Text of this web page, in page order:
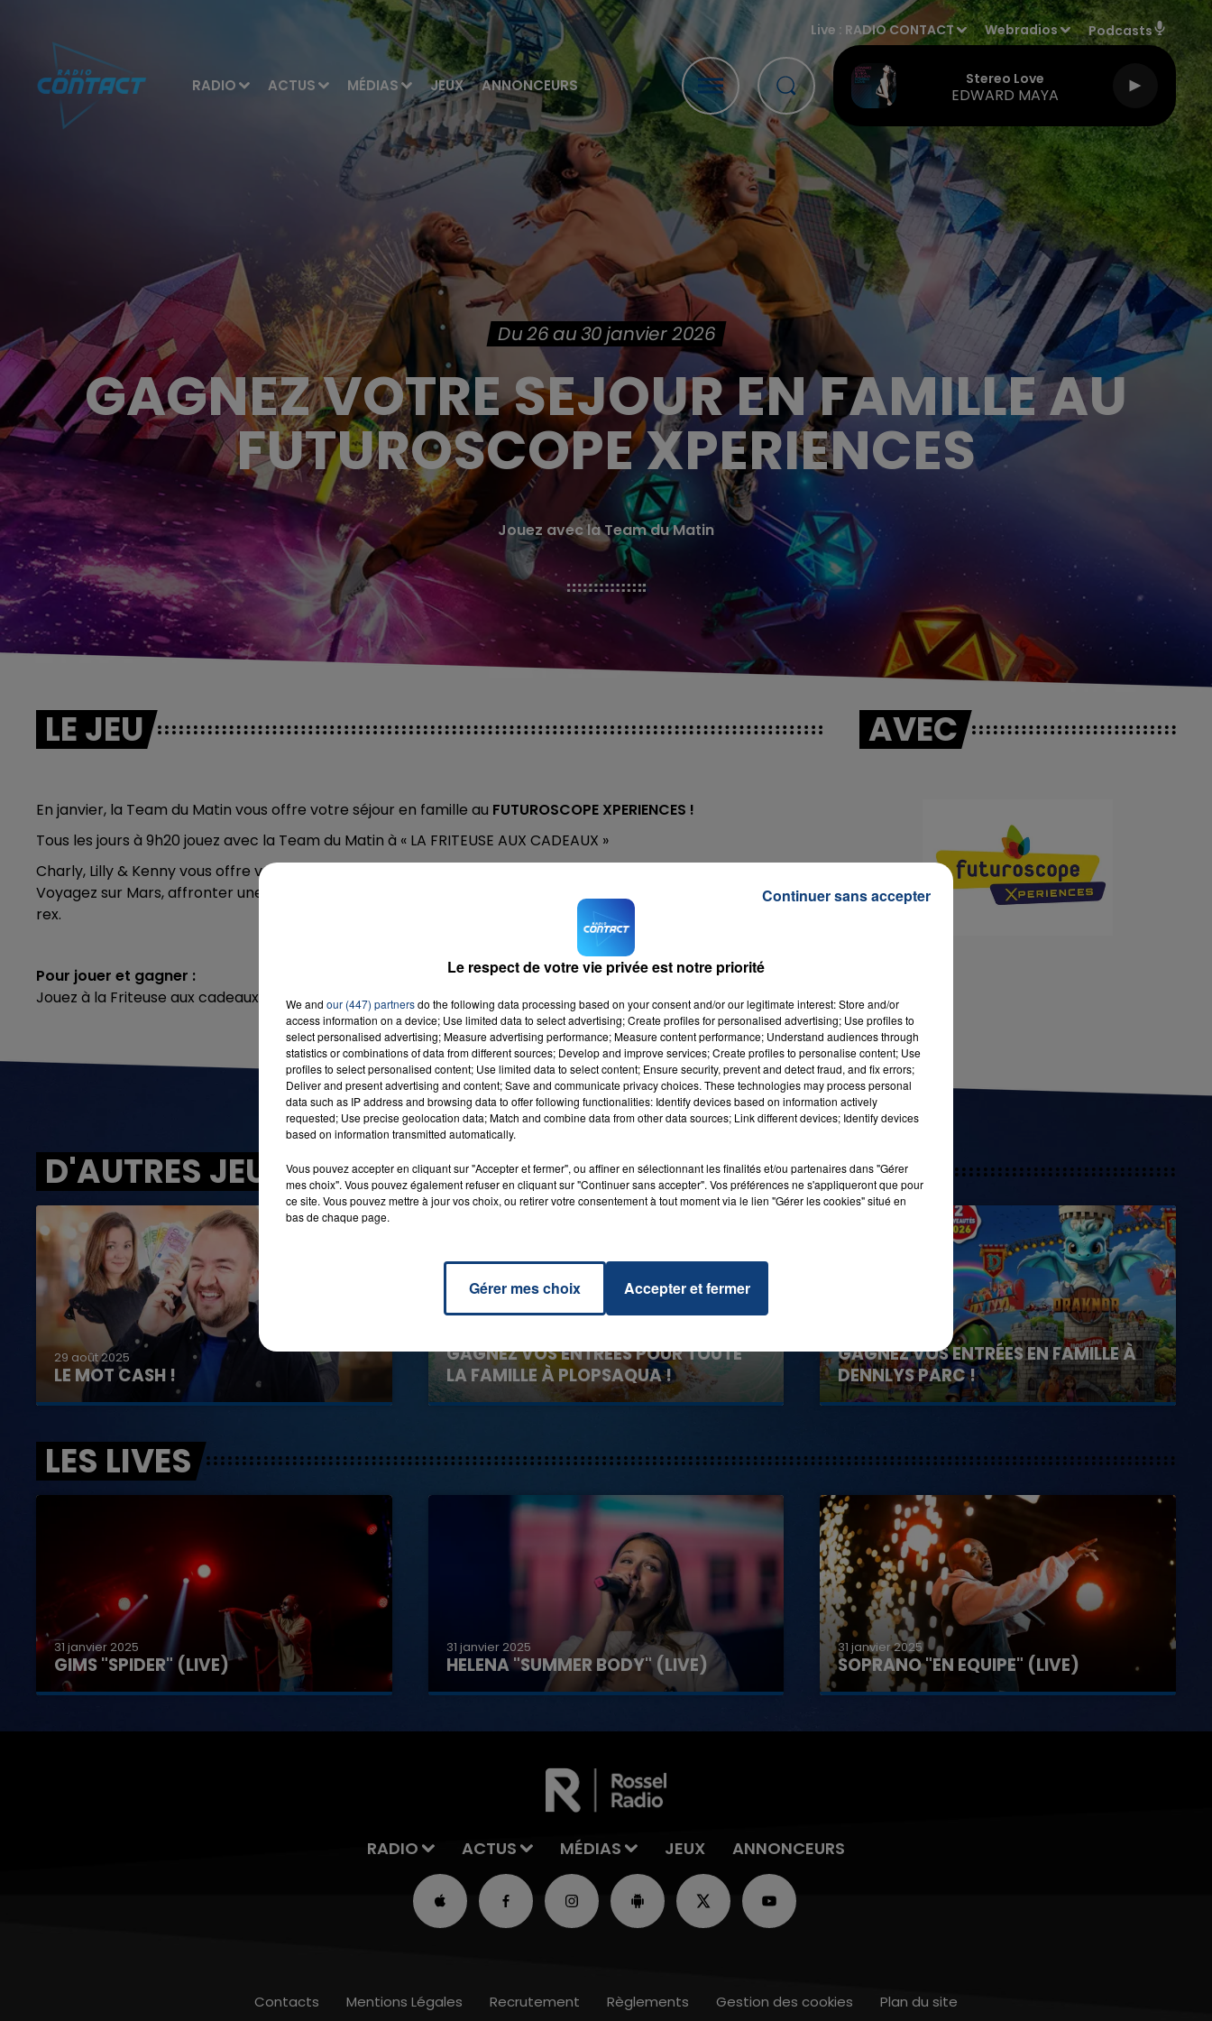
RADIO ACTUS MÉDIAS JEUX ANNONCEURS
Live : RADIO CONTACT Webradios Podcasts
Stereo Love
EDWARD MAYA
7h00 - 11h00
LA TEAM DE L'ÉTÉ
Du 26 au 30 janvier 2026
GAGNEZ VOTRE SEJOUR EN FAMILLE AU
FUTUROSCOPE XPERIENCES
Jouez avec la Team du Matin
LE JEU
En janvier, la Team du Matin vous offre votre séjour en famille au FUTUROSCOPE XPERIENCES !
Tous les jours à 9h20 jouez avec la Team du Matin à « LA FRITEUSE AUX CADEAUX »
Charly, Lilly & Kenny vous offre votre séjour en famille au Futuroscope !
Voyagez sur Mars, affronter une tornade, explorer des mondes fantastiques et remontez le temps face au T-
rex.
Pour jouer et gagner :
Jouez à la Friteuse aux cadeaux avec La Team du Matin en envoyantFRITEpar SMS au7.14.15(2x0.75€ + sms)
AVEC
D'AUTRES JEUX
29 août 2025
LE MOT CASH !
GAGNEZ VOS ENTRÉES POUR TOUTE
LA FAMILLE À PLOPSAQUA !
GAGNEZ VOS ENTRÉES EN FAMILLE À
DENNLYS PARC !
LES LIVES
31 janvier 2025
GIMS "SPIDER" (LIVE)
31 janvier 2025
HELENA "SUMMER BODY" (LIVE)
31 janvier 2025
SOPRANO "EN EQUIPE" (LIVE)
RADIO ACTUS MÉDIAS JEUX ANNONCEURS
Contacts Mentions Légales Recrutement Règlements Gestion des cookies Plan du site
Le respect de votre vie privée est notre priorité
We and our (447) partnersdo the following data processing based on your consent and/or our legitimate interest: Store and/or
access information on a device; Use limited data to select advertising; Create profiles for personalised advertising; Use profiles to
select personalised advertising; Measure advertising performance; Measure content performance; Understand audiences through
statistics or combinations of data from different sources; Develop and improve services; Create profiles to personalise content; Use
profiles to select personalised content; Use limited data to select content; Ensure security, prevent and detect fraud, and fix errors;
Deliver and present advertising and content; Save and communicate privacy choices. These technologies may process personal
data such as IP address and browsing data to offer following functionalities: Identify devices based on information actively
requested; Use precise geolocation data; Match and combine data from other data sources; Link different devices; Identify devices
based on information transmitted automatically.
Vous pouvez accepter en cliquant sur "Accepter et fermer", ou affiner en sélectionnant les finalités et/ou partenaires dans "Gérer
mes choix". Vous pouvez également refuser en cliquant sur "Continuer sans accepter". Vos préférences ne s'appliqueront que pour
ce site. Vous pouvez mettre à jour vos choix, ou retirer votre consentement à tout moment via le lien "Gérer les cookies" situé en
bas de chaque page.
Gérer mes choix Accepter et fermer
Continuer sans accepter